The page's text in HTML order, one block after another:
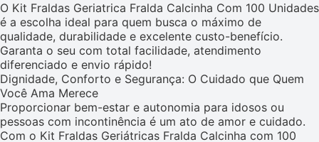
O Kit Fraldas Geriatrica Fralda Calcinha Com 100 Unidades
é a escolha ideal para quem busca o máximo de
qualidade, durabilidade e excelente custo-benefício.
Garanta o seu com total facilidade, atendimento
diferenciado e envio rápido!
Dignidade, Conforto e Segurança: O Cuidado que Quem
Você Ama Merece
Proporcionar bem-estar e autonomia para idosos ou
pessoas com incontinência é um ato de amor e cuidado.
Com o Kit Fraldas Geriátricas Fralda Calcinha com 100